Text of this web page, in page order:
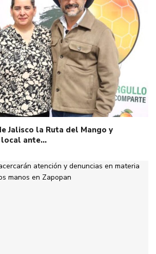
Jalisco la Ruta del Mango y
ante…